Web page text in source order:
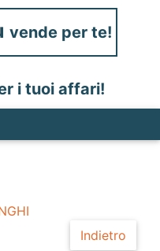
vende per te!
i tuoi affari!
Indietro